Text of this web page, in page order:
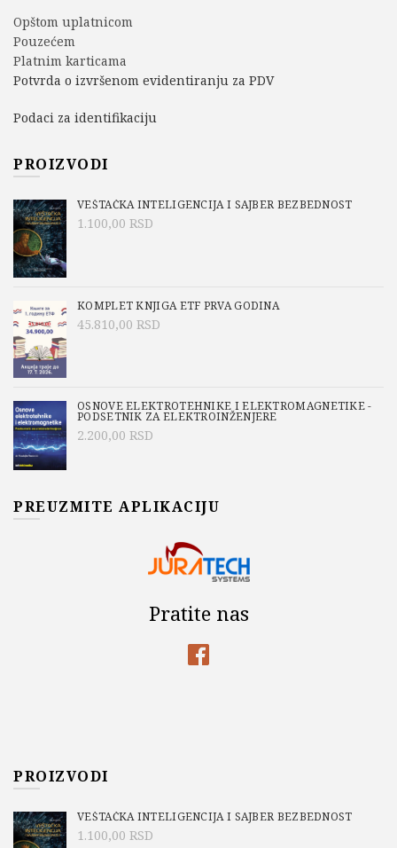
Opštom uplatnicom
Pouzećem
Platnim karticama
Potvrda o izvršenom evidentiranju za PDV
Podaci za identifikaciju
PROIZVODI
VEŠTAČKA INTELIGENCIJA I SAJBER BEZBEDNOST
1.100,00 RSD
KOMPLET KNJIGA ETF PRVA GODINA
45.810,00 RSD
OSNOVE ELEKTROTEHNIKE I ELEKTROMAGNETIKE -
PODSETNIK ZA ELEKTROINŽENJERE
2.200,00 RSD
PREUZMITE APLIKACIJU
Pratite nas
PROIZVODI
VEŠTAČKA INTELIGENCIJA I SAJBER BEZBEDNOST
1.100,00 RSD